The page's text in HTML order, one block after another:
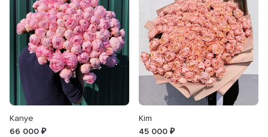
Kanye
66 000 ₽
Kim
45 000 ₽